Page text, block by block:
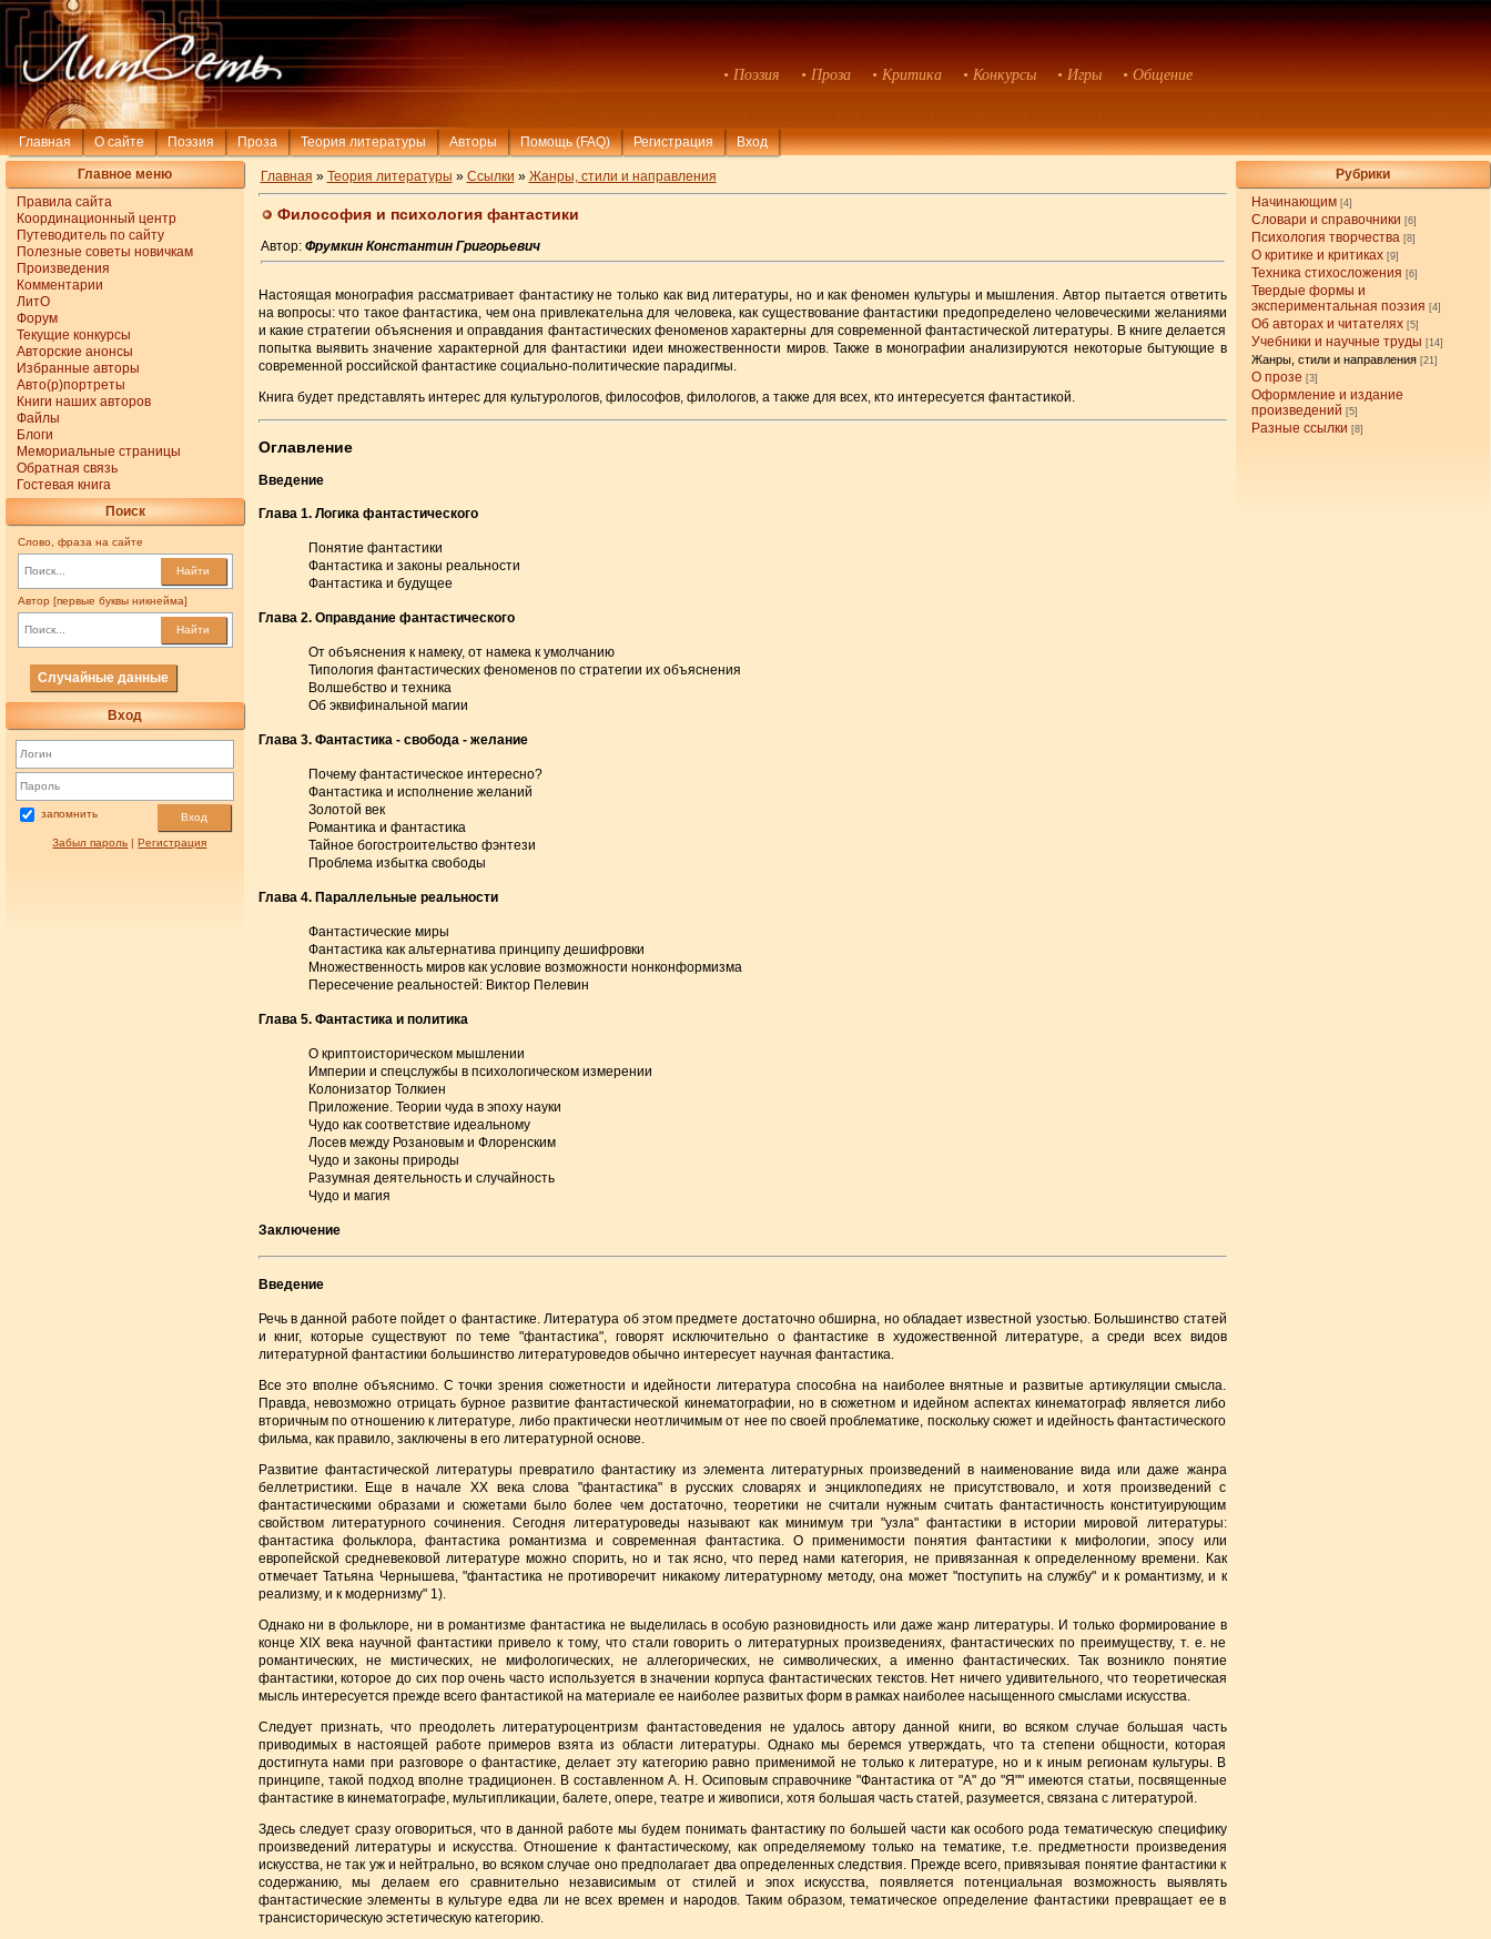
• Поэзия • Проза • Критика • Конкурсы • Игры • Общение
Главная О сайте Поэзия Проза Теория литературы Авторы Помощь (FAQ) Регистрация Вход
Главное меню
Правила сайта
Координационный центр
Путеводитель по сайту
Полезные советы новичкам
Произведения
Комментарии
ЛитО
Форум
Текущие конкурсы
Авторские анонсы
Избранные авторы
Авто(р)портреты
Книги наших авторов
Файлы
Блоги
Мемориальные страницы
Обратная связь
Гостевая книга
Поиск
Слово, фраза на сайте
Найти
Автор [первые буквы никнейма]
Найти
Случайные данные
Вход
запомнить Вход
Забыл пароль |Регистрация
Рубрики
Начинающим [4]
Словари и справочники [6]
Психология творчества [8]
О критике и критиках [9]
Техника стихосложения [6]
Твердые формы и
экспериментальная поэзия [4]
Об авторах и читателях [5]
Учебники и научные труды [14]
Жанры, стили и направления [21]
О прозе [3]
Оформление и издание
произведений [5]
Разные ссылки [8]
Главная » Теория литературы » Ссылки » Жанры, стили и направления
Философия и психология фантастики
Автор: Фрумкин Константин Григорьевич
Настоящая монография рассматривает фантастику не только как вид литературы, но и как феномен культуры и мышления. Автор пытается ответить
на вопросы: что такое фантастика, чем она привлекательна для человека, как существование фантастики предопределено человеческими желаниями
и какие стратегии объяснения и оправдания фантастических феноменов характерны для современной фантастической литературы. В книге делается
попытка выявить значение характерной для фантастики идеи множественности миров. Также в монографии анализируются некоторые бытующие в
современной российской фантастике социально-политические парадигмы.
Книга будет представлять интерес для культурологов, философов, филологов, а также для всех, кто интересуется фантастикой.
Оглавление
Введение
Глава 1. Логика фантастического
Понятие фантастики
Фантастика и законы реальности
Фантастика и будущее
Глава 2. Оправдание фантастического
От объяснения к намеку, от намека к умолчанию
Типология фантастических феноменов по стратегии их объяснения
Волшебство и техника
Об эквифинальной магии
Глава 3. Фантастика - свобода - желание
Почему фантастическое интересно?
Фантастика и исполнение желаний
Золотой век
Романтика и фантастика
Тайное богостроительство фэнтези
Проблема избытка свободы
Глава 4. Параллельные реальности
Фантастические миры
Фантастика как альтернатива принципу дешифровки
Множественность миров как условие возможности нонконформизма
Пересечение реальностей: Виктор Пелевин
Глава 5. Фантастика и политика
О криптоисторическом мышлении
Империи и спецслужбы в психологическом измерении
Колонизатор Толкиен
Приложение. Теории чуда в эпоху науки
Чудо как соответствие идеальному
Лосев между Розановым и Флоренским
Чудо и законы природы
Разумная деятельность и случайность
Чудо и магия
Заключение
Введение
Речь в данной работе пойдет о фантастике. Литература об этом предмете достаточно обширна, но обладает известной узостью. Большинство статей
и книг, которые существуют по теме "фантастика", говорят исключительно о фантастике в художественной литературе, а среди всех видов
литературной фантастики большинство литературоведов обычно интересует научная фантастика.
Все это вполне объяснимо. С точки зрения сюжетности и идейности литература способна на наиболее внятные и развитые артикуляции смысла.
Правда, невозможно отрицать бурное развитие фантастической кинематографии, но в сюжетном и идейном аспектах кинематограф является либо
вторичным по отношению к литературе, либо практически неотличимым от нее по своей проблематике, поскольку сюжет и идейность фантастического
фильма, как правило, заключены в его литературной основе.
Развитие фантастической литературы превратило фантастику из элемента литературных произведений в наименование вида или даже жанра
беллетристики. Еще в начале XX века слова "фантастика" в русских словарях и энциклопедиях не присутствовало, и хотя произведений с
фантастическими образами и сюжетами было более чем достаточно, теоретики не считали нужным считать фантастичность конституирующим
свойством литературного сочинения. Сегодня литературоведы называют как минимум три "узла" фантастики в истории мировой литературы:
фантастика фольклора, фантастика романтизма и современная фантастика. О применимости понятия фантастики к мифологии, эпосу или
европейской средневековой литературе можно спорить, но и так ясно, что перед нами категория, не привязанная к определенному времени. Как
отмечает Татьяна Чернышева, "фантастика не противоречит никакому литературному методу, она может "поступить на службу" и к романтизму, и к
реализму, и к модернизму" 1).
Однако ни в фольклоре, ни в романтизме фантастика не выделилась в особую разновидность или даже жанр литературы. И только формирование в
конце XIX века научной фантастики привело к тому, что стали говорить о литературных произведениях, фантастических по преимуществу, т. е. не
романтических, не мистических, не мифологических, не аллегорических, не символических, а именно фантастических. Так возникло понятие
фантастики, которое до сих пор очень часто используется в значении корпуса фантастических текстов. Нет ничего удивительного, что теоретическая
мысль интересуется прежде всего фантастикой на материале ее наиболее развитых форм в рамках наиболее насыщенного смыслами искусства.
Следует признать, что преодолеть литературоцентризм фантастоведения не удалось автору данной книги, во всяком случае большая часть
приводимых в настоящей работе примеров взята из области литературы. Однако мы беремся утверждать, что та степени общности, которая
достигнута нами при разговоре о фантастике, делает эту категорию равно применимой не только к литературе, но и к иным регионам культуры. В
принципе, такой подход вполне традиционен. В составленном А. Н. Осиповым справочнике "Фантастика от "А" до "Я"" имеются статьи, посвященные
фантастике в кинематографе, мультипликации, балете, опере, театре и живописи, хотя большая часть статей, разумеется, связана с литературой.
Здесь следует сразу оговориться, что в данной работе мы будем понимать фантастику по большей части как особого рода тематическую специфику
произведений литературы и искусства. Отношение к фантастическому, как определяемому только на тематике, т.е. предметности произведения
искусства, не так уж и нейтрально, во всяком случае оно предполагает два определенных следствия. Прежде всего, привязывая понятие фантастики к
содержанию, мы делаем его сравнительно независимым от стилей и эпох искусства, появляется потенциальная возможность выявлять
фантастические элементы в культуре едва ли не всех времен и народов. Таким образом, тематическое определение фантастики превращает ее в
трансисторическую эстетическую категорию.